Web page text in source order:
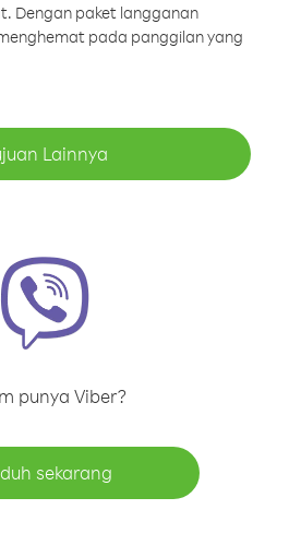
Dengan paket langganan
pada panggilan yang
Lainnya
punya Viber?
sekarang